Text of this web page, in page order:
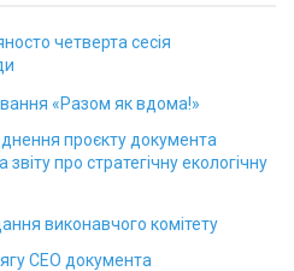
четверта сесія
«Разом як вдома!»
проєкту документа
про стратегічну екологічну
виконавчого комітету
СЕО документа